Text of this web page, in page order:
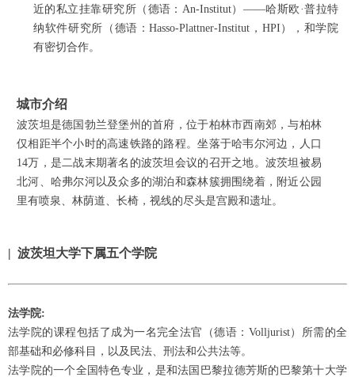
近的私立挂靠研究所（德语：An-Institut）——哈斯欧·普拉特
纳软件研究所（德语：Hasso-Plattner-Institut，HPI），和学院
有密切合作。
城市介绍
波茨坦是德国勃兰登堡州的首府，位于柏林市西南郊，与柏林
仅相距半个小时的高速铁路的路程。坐落于哈韦尔河边，人口
14万，是二战末期著名的波茨坦会议的召开之地。波茨坦被易
北河、哈弗尔河以及众多的湖泊和森林簇拥围绕着，附近公园
里有喷泉、林荫道、长椅，视线的尽头是宫殿和遗址。
| 波茨坦大学下属五个学院
法学院:
法学院的课程包括了成为一名完全法官（德语：Volljurist）所需的全
部基础和必修科目，以及民法、刑法和公共法等。
法学院的一个全国特色专业，是和法国巴黎拉德芳斯的巴黎第十大学